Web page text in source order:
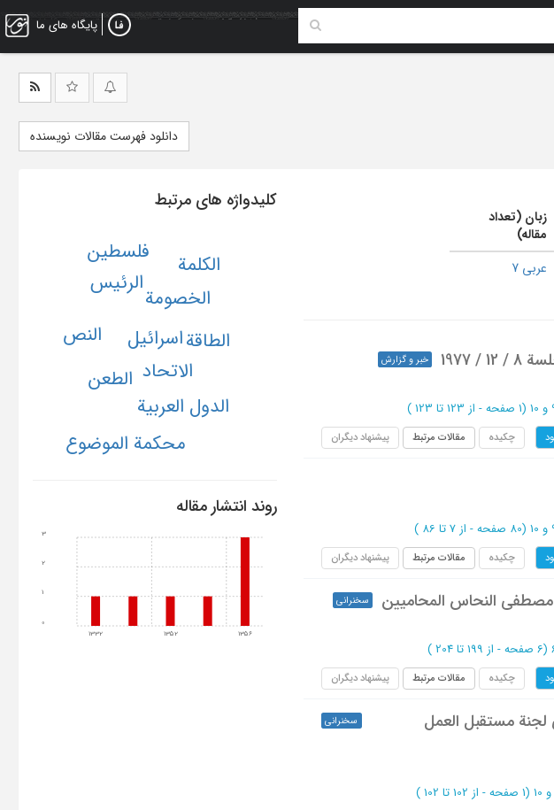
پایگاه های ما
دانلود فهرست مقالات نویسنده
زبان (تعداد
مقاله)
عربی 7
خبر و گزارش
(‎1 صفحه - از 123 تا 123 )
چکیده مقالات مرتبط پیشنهاد دیگران
(‎80 صفحه - از 7 تا 86 )
چکیده مقالات مرتبط پیشنهاد دیگران
مصطفی النحاس المحامیین سخنرانی
(‎6 صفحه - از 199 تا 204 )
چکیده مقالات مرتبط پیشنهاد دیگران
لجنة مستقبل العمل
سخنرانی
(‎1 صفحه - از 102 تا 102 )
کلیدواژه های مرتبط
اسرائیل
الاتحاد
الخصومة
الدول العربیة
الرئیس
الطاقة
الطعن
النص
الکلمة فلسطین
محکمة الموضوع
روند انتشار مقاله
1332 1352 1356
0
1
2
3